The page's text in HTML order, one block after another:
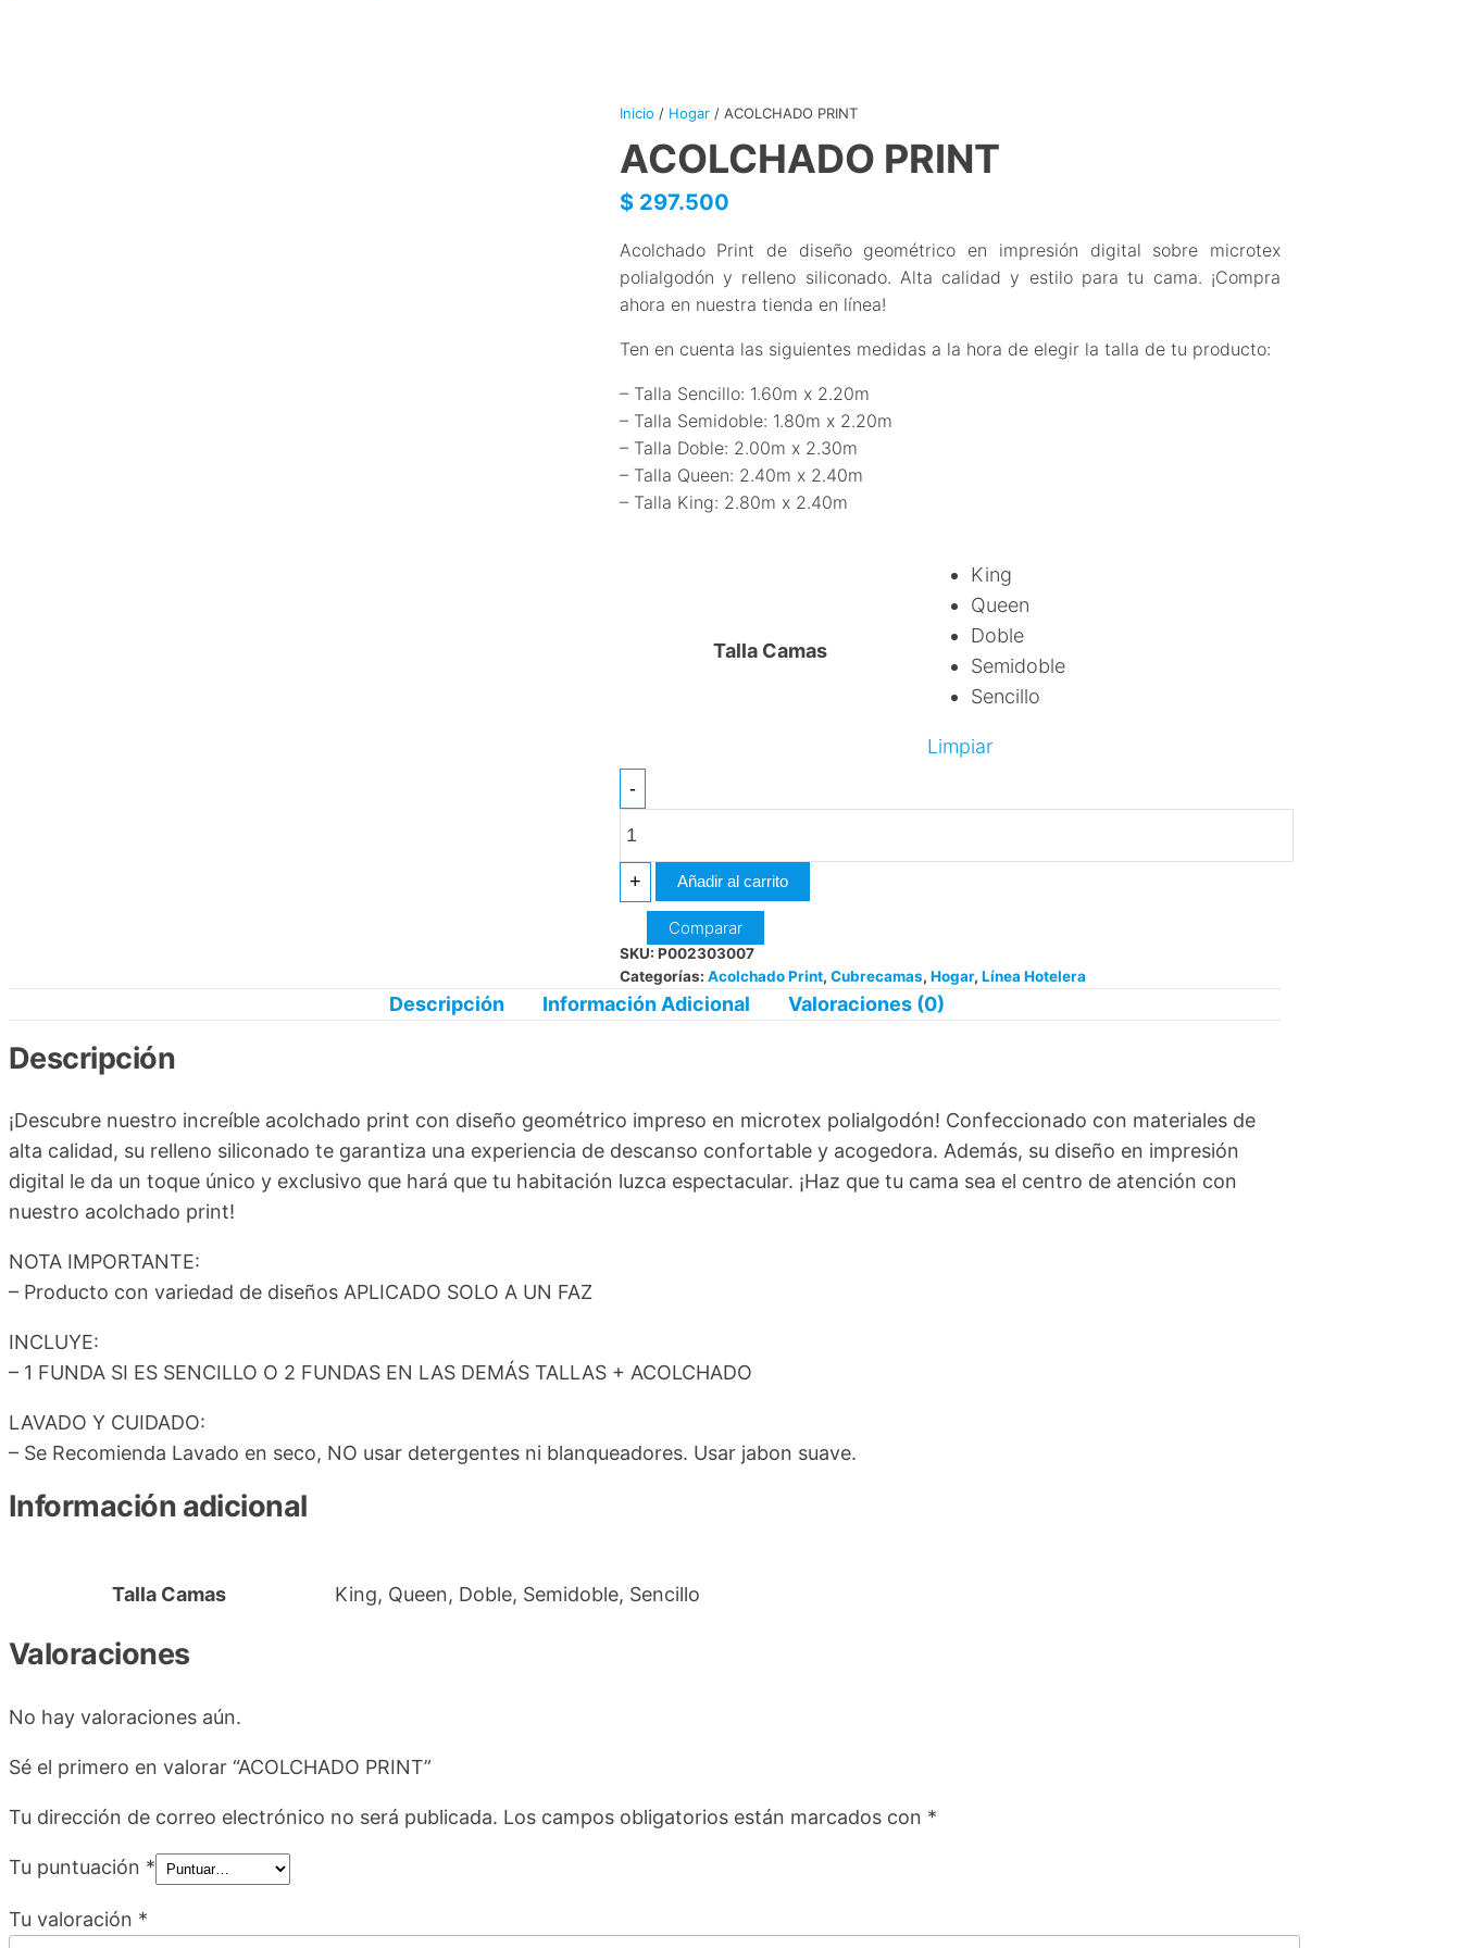
Inicio / Hogar/ ACOLCHADO PRINT
ACOLCHADO PRINT
$297.500
Acolchado Print de diseño geométrico en impresión digital sobre microtex
polialgodón y relleno siliconado. Alta calidad y estilo para tu cama. ¡Compra
ahora en nuestra tienda en línea!
Ten en cuenta las siguientes medidas a la hora de elegir la talla de tu producto:
– Talla Sencillo: 1.60m x 2.20m
– Talla Semidoble: 1.80m x 2.20m
– Talla Doble: 2.00m x 2.30m
– Talla Queen: 2.40m x 2.40m
– Talla King: 2.80m x 2.40m
Talla Camas
King
Queen
Doble
Semidoble
Sencillo
Limpiar
-
PRINT
+ Añadir al carrito
Comparar
SKU: P002303007
Categorías: Acolchado Print, Cubrecamas, Hogar, Línea Hotelera
Descripción Información Adicional Valoraciones (0)
Descripción
¡Descubre nuestro increíble acolchado print con diseño geométrico impreso en microtex polialgodón! Confeccionado con materiales de
alta calidad, su relleno siliconado te garantiza una experiencia de descanso confortable y acogedora. Además, su diseño en impresión
digital le da un toque único y exclusivo que hará que tu habitación luzca espectacular. ¡Haz que tu cama sea el centro de atención con
nuestro acolchado print!
NOTA IMPORTANTE:
– Producto con variedad de diseños APLICADO SOLO A UN FAZ
INCLUYE:
– 1 FUNDA SI ES SENCILLO O 2 FUNDAS EN LAS DEMÁS TALLAS + ACOLCHADO
LAVADO Y CUIDADO:
– Se Recomienda Lavado en seco, NO usar detergentes ni blanqueadores. Usar jabon suave.
Información adicional
Talla Camas King, Queen, Doble, Semidoble, Sencillo
Valoraciones
No hay valoraciones aún.
Sé el primero en valorar “ACOLCHADO PRINT”
Tu dirección de correo electrónico no será publicada. Los campos obligatorios están marcados con *
Tu puntuación *
Tu valoración *